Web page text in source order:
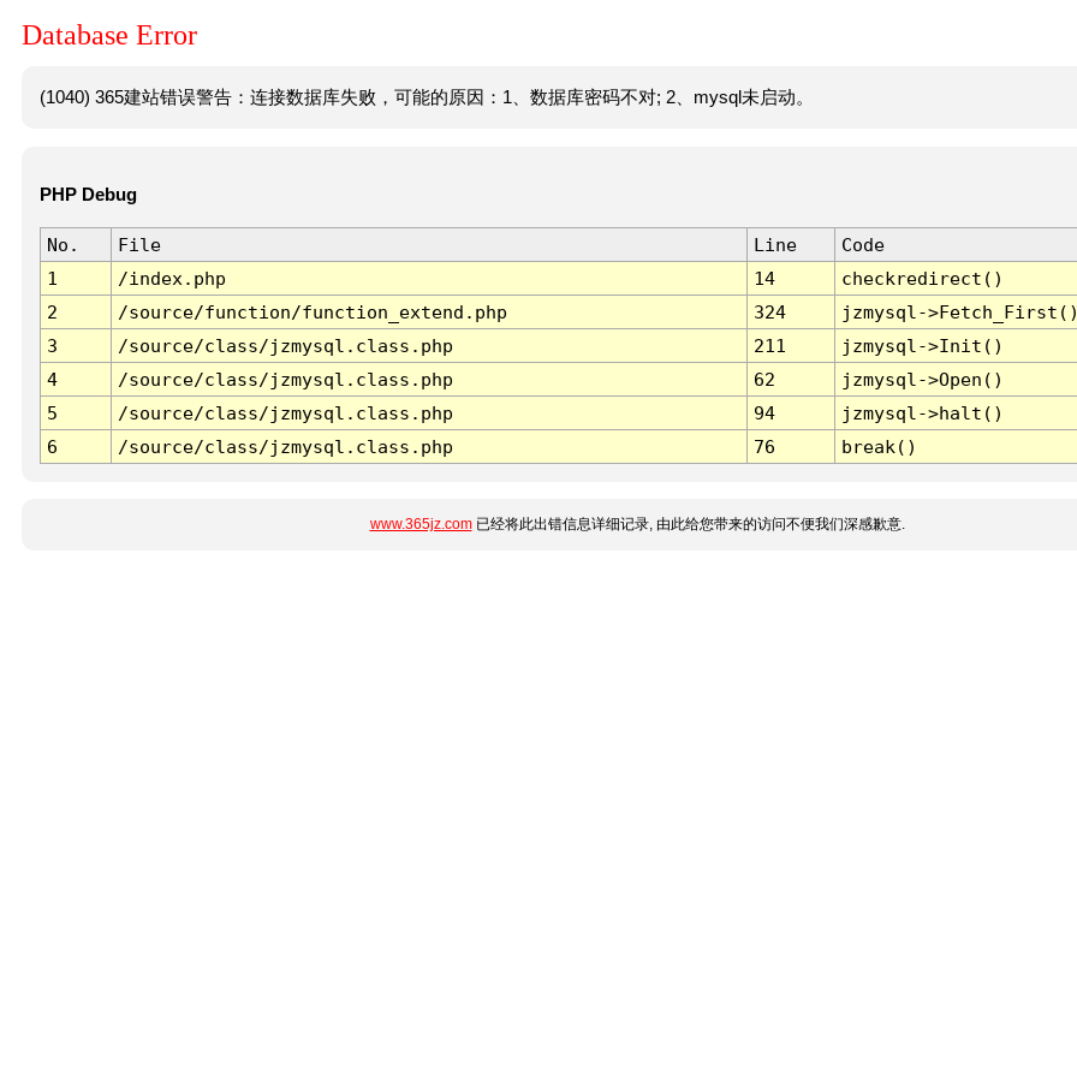
Database Error
(1040) 365建站错误警告：连接数据库失败，可能的原因：1、数据库密码不对; 2、mysql未启动。
PHP Debug
No. File Line
Code
1
/index.php 14
checkredirect()
2
/source/function/function_extend.php 324
jzmysql-
3
/source/class/jzmysql.class.php 211
jzmysql->Init()
4
/source/class/jzmysql.class.php 62
jzmysql->Open()
5
/source/class/jzmysql.class.php 94
jzmysql->halt()
6
/source/class/jzmysql.class.php 76 break()
www.365jz.com已经将此出错信息详细记录, 由此给您带来的访问不便我们深感歉意.